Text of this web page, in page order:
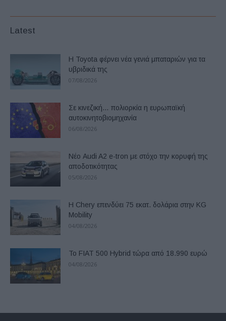
Latest
Η Toyota φέρνει νέα γενιά μπαταριών για τα
υβριδικά της
07/08/2026
Σε κινεζική… πολιορκία η ευρωπαϊκή
αυτοκινητοβιομηχανία
06/08/2026
Νέο Audi A2 e-tron με στόχο την κορυφή της
αποδοτικότητας
05/08/2026
Η Chery επενδύει 75 εκατ. δολάρια στην KG
Mobility
04/08/2026
Το FIAT 500 Hybrid τώρα από 18.990 ευρώ
04/08/2026